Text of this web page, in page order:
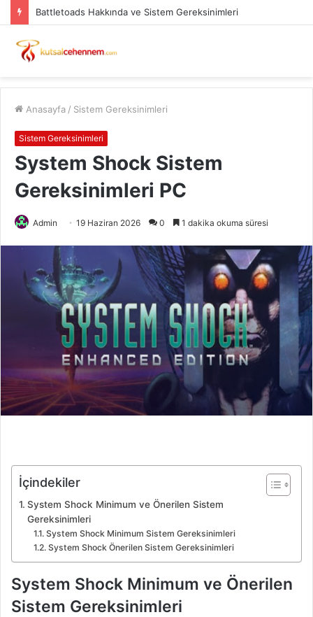
Battletoads Hakkında ve Sistem Gereksinimleri
Anasayfa / Sistem Gereksinimleri
Sistem Gereksinimleri
System Shock Sistem
Gereksinimleri PC
Admin 19 Haziran 2026 0 1 dakika okuma süresi
İçindekiler
System Shock Minimum ve Önerilen Sistem
Gereksinimleri
System Shock Minimum Sistem Gereksinimleri
System Shock Önerilen Sistem Gereksinimleri
System Shock Minimum ve Önerilen
Sistem Gereksinimleri